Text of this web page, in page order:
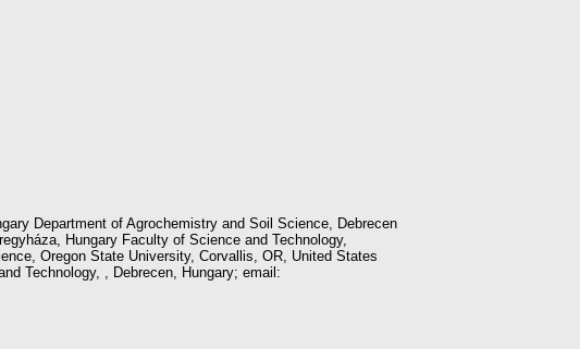
Department of Agrochemistry and Soil Science, Debrecen
Hungary Faculty of Science and Technology,
Oregon State University, Corvallis, OR, United States
Technology, , Debrecen, Hungary; email: